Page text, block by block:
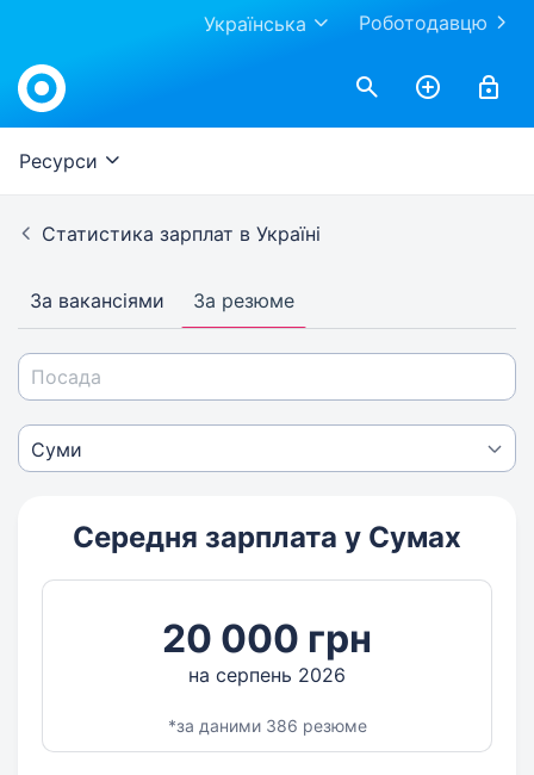
Роботодавцю
Українська
Ресурси
Статистика зарплат в Україні
За вакансіями За резюме
Середня зарплата у Сумах
20 000 грн
на серпень 2026
*за даними 386 резюме